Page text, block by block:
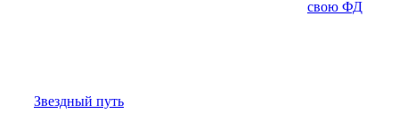
Звездный путь
свою ФД